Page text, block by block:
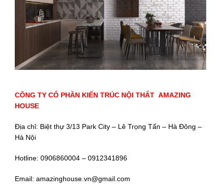
CÔNG TY CỔ PHẦN KIẾN TRÚC NỘI THẤT AMAZING
HOUSE
Địa chỉ: Biệt thự 3/13 Park City – Lê Trọng Tấn – Hà Đông –
Hà Nội
Hotline: 0906860004 – 0912341896
Email: amazinghouse.vn@gmail.com